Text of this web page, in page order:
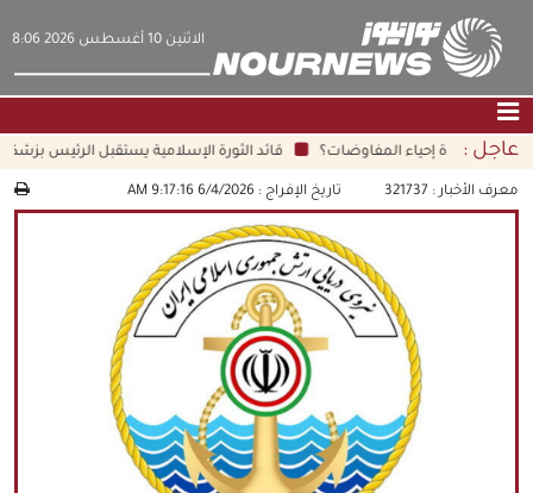
‫‫الاثنين‬‬ 10 أغسطس 2026 8:06
الصفحة الرئيسية|التواصل معنا|من نحن
الثقافة والمجتمع
الوسائط المتعددة
فارسي|
English
|العربيه|
עברית|
русский|中文
عاجل : قائد الثورة الإسلامية يستقبل الرئيس بزشكيان لإعادة إحياء المفاوضات؟
معرف الأخبار : 321737 تاريخ الإفراج :6/4/2026 9:17:16 AM